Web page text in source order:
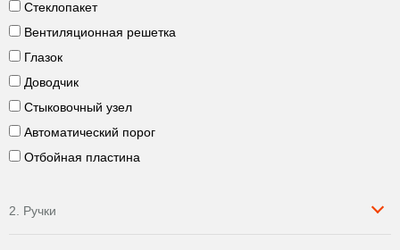
Стеклопакет
Вентиляционная решетка
Глазок
Доводчик
Стыковочный узел
Автоматический порог
Отбойная пластина
2. Ручки